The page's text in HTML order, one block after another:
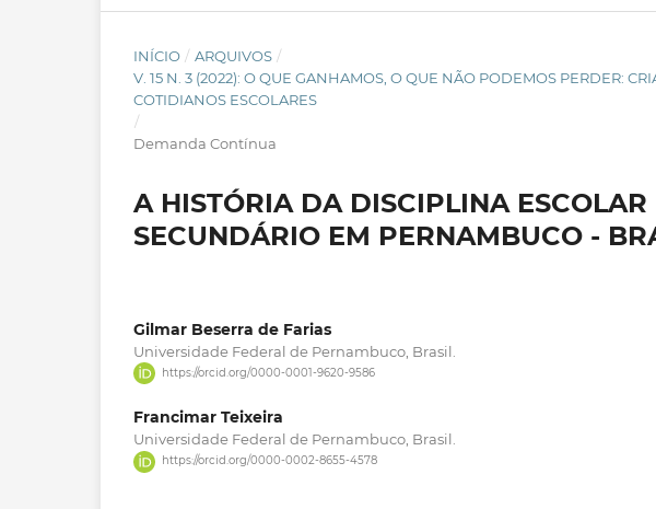
INÍCIO / ARQUIVOS /
V. 15 N. 3 (2022): O QUE GANHAMOS, O QUE NÃO PODEMOS PERDER:
COTIDIANOS ESCOLARES
/
Demanda Contínua
A HISTÓRIA DA DISCIPLINA
SECUNDÁRIO EM PERNAMBUCO -
Gilmar Beserra de Farias
Universidade Federal de Pernambuco, Brasil.
https://orcid.org/0000-0001-9620-9586
Francimar Teixeira
Universidade Federal de Pernambuco, Brasil.
https://orcid.org/0000-0002-8655-4578